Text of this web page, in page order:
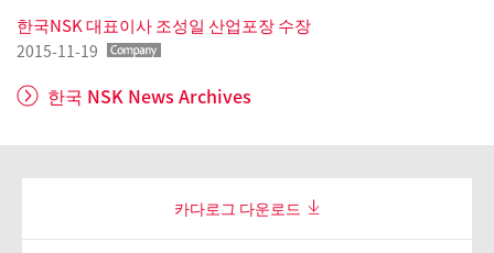
한국NSK 대표이사 조성일 산업포장 수장
2015-11-19
한국 NSK News Archives
카다로그 다운로드